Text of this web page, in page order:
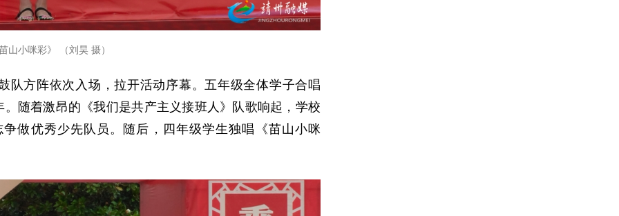
山小咪彩》 （刘昊 摄）
队方阵依次入场，拉开活动序幕。五年级全体学子合唱
随着激昂的《我们是共产主义接班人》队歌响起，学校
做优秀少先队员。随后，四年级学生独唱《苗山小咪